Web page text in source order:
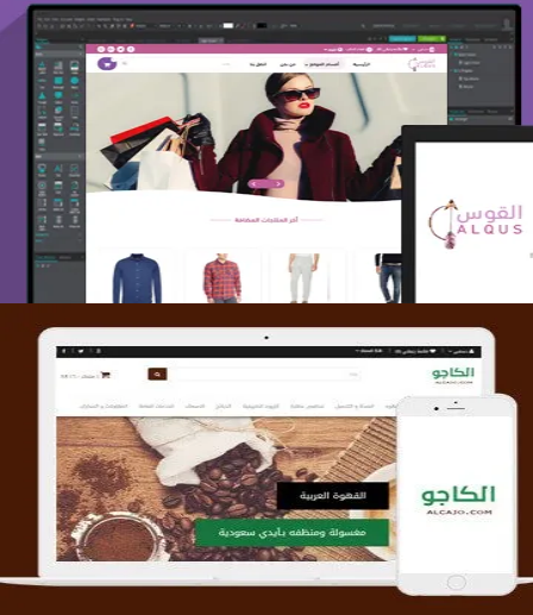
تصميم متجر القوس
التفاصيل
تصميم متجر الكاجو
التفاصيل